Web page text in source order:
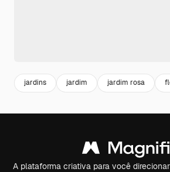
jardins jardim jardim rosa
A plataforma criativa para você